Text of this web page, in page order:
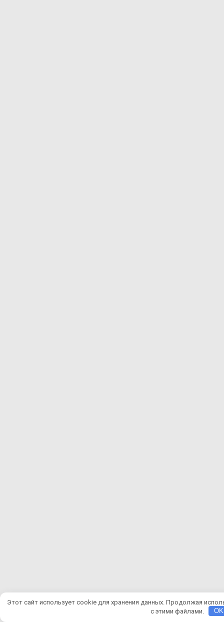
Этот сайт использует cookie для хранения данных. Продолжая
с этими файлами.
OK